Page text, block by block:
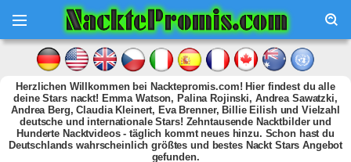
Herzlichen Willkommen bei Nacktepromis.com! Hier findest du alle
deine Stars nackt! Emma Watson, Palina Rojinski, Andrea Sawatzki,
Andrea Berg, Claudia Kleinert, Eva Brenner, Billie Eilish und Vielzahl
deutsche und internationale Stars! Zehntausende Nacktbilder und
Hunderte Nacktvideos - täglich kommt neues hinzu. Schon hast du
Deutschlands wahrscheinlich größtes und bestes Nackt Stars Angebot
gefunden.